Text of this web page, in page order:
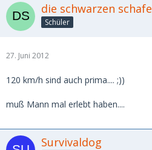
die schwarzen schafe
Schüler
27. Juni 2012
120 km/h sind auch prima.... ;))
muß Mann mal erlebt haben....
Survivaldog